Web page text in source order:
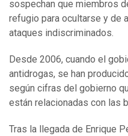
sospechan que miembros
refugio para ocultarse y de
ataques indiscriminados.
Desde 2006, cuando el
antidrogas, se han
según cifras del gobierno
están relacionadas con las
Tras la llegada de Enrique